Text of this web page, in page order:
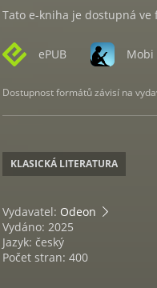
Tato e-kniha je dostupná ve
ePUB Mobi
Dostupnost formátů závisí na
KLASICKÁ LITERATURA
Vydavatel: Odeon
Vydáno: 2025
Jazyk: český
Počet stran: 400